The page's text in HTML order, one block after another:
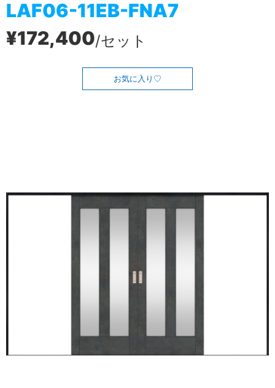
LAF06-11EB-FNA7
¥172,400/セット
お気に入り